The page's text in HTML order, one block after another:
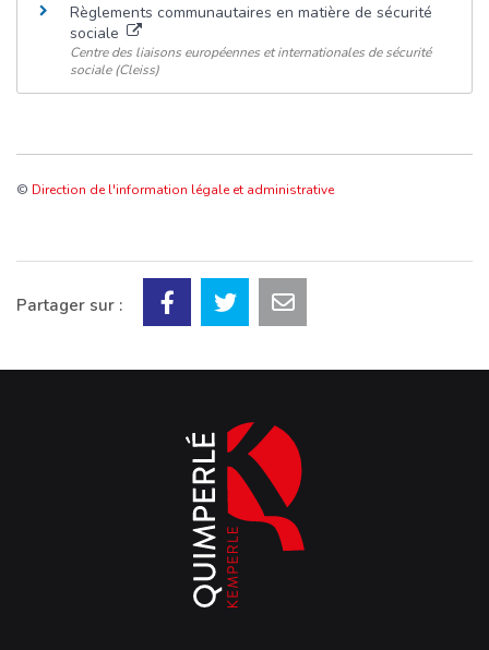
Règlements communautaires en matière de sécurité
sociale
Centre des liaisons européennes et internationales de sécurité
sociale (Cleiss)
© Direction de l'information légale et administrative
Partager sur :